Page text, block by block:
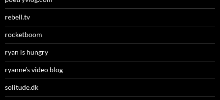
rebell.tv
rocketboom
ryan is hungry
ryanne’s video blog
solitude.dk